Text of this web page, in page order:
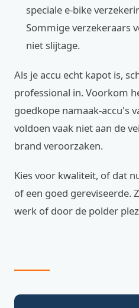
speciale e-bike
Sommige verzekeraars
niet slijtage.
Als je accu echt kapot is,
professional in. Voorkom
goedkope namaak-accu's
voldoen vaak niet aan de
brand veroorzaken.
Kies voor kwaliteit, of dat
of een goed gereviseerde.
werk of door de polder